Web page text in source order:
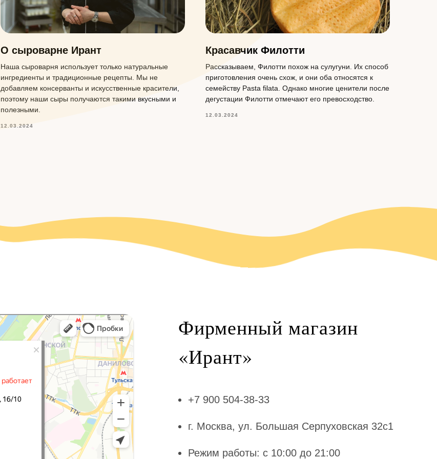
О сыроварне Ирант
Наша сыроварня использует только натуральные
ингредиенты и традиционные рецепты. Мы не
добавляем консерванты и искусственные красители,
поэтому наши сыры получаются такими вкусными и
полезными.
12.03.2024
Красавчик Филотти
Рассказываем, Филотти похож на сулугуни. Их способ
приготовления очень схож, и они оба относятся к
семейству Pasta filata. Однако многие ценители после
дегустации Филотти отмечают его превосходство.
12.03.2024
+7 900 504-38-33
г. Москва, ул. Большая Серпуховская 32с1
Режим работы: с 10:00 до 21:00
Фирменный магазин
«‎Ирант»‎